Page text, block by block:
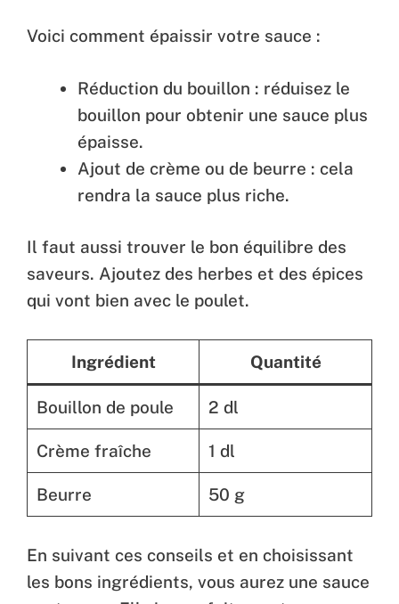
Voici comment épaissir votre sauce :
Réduction du bouillon : réduisez le
bouillon pour obtenir une sauce plus
épaisse.
Ajout de crème ou de beurre : cela
rendra la sauce plus riche.
Il faut aussi trouver le bon équilibre des
saveurs. Ajoutez des herbes et des épices
qui vont bien avec le poulet.
Ingrédient Quantité
Bouillon de poule 2 dl
Crème fraîche 1 dl
Beurre 50 g
En suivant ces conseils et en choisissant
les bons ingrédients, vous aurez une sauce